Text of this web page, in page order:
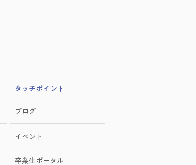
​タッチポイント
ブログ
イベント
卒業生ポータル